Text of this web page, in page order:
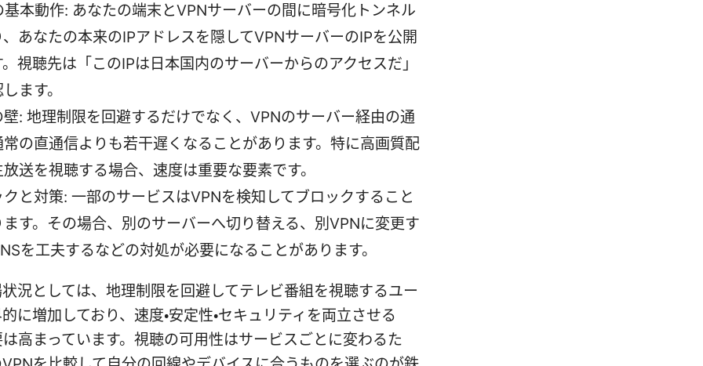
基本動作: あなたの端末とVPNサーバーの間に暗号化トンネル
あなたの本来のIPアドレスを隠してVPNサーバーのIPを公開
視聴先は「このIPは日本国内のサーバーからのアクセスだ」
ます。
: 地理制限を回避するだけでなく、VPNのサーバー経由の通
の直通信よりも若干遅くなることがあります。特に高画質配
送を視聴する場合、速度は重要な要素です。
と対策: 一部のサービスはVPNを検知してブロックすること
す。その場合、別のサーバーへ切り替える、別VPNに変更す
を工夫するなどの対処が必要になることがあります。
況としては、地理制限を回避してテレビ番組を視聴するユー
に増加しており、速度・安定性・セキュリティを両立させる
高まっています。視聴の可用性はサービスごとに変わるた